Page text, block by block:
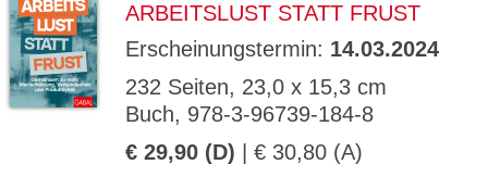
ARBEITSLUST STATT FRUST
Erscheinungstermin: 14.03.2024
232 Seiten, 23,0 x 15,3 cm
Buch, 978-3-96739-184-8
€ 29,90 (D) | € 30,80 (A)